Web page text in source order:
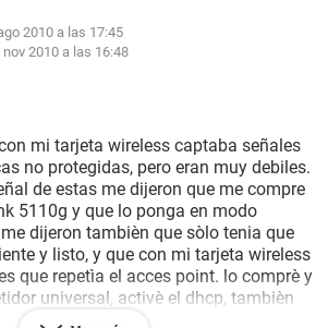
2010 a las 17:45
nov 2010 a las 16:48
mi tarjeta wireless captaba señales
no protegidas, pero eran muy debiles.
de estas me dijeron que me compre
5110g y que lo ponga en modo
dijeron tambièn que sòlo tenia que
y listo, y que con mi tarjeta wireless
que repetìa el acces point. lo comprè y
universal, activè el dhcp, tambièn
el acces point sòlo funciona estando